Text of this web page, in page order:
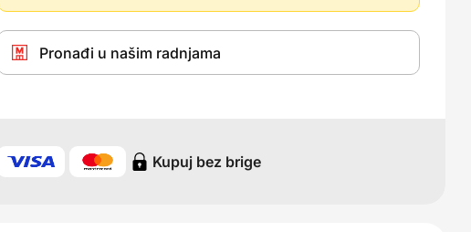
Pronađi u našim radnjama
Kupuj bez brige